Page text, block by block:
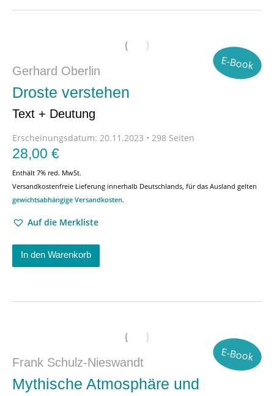
E-Book
Gerhard Oberlin
Droste verstehen
Text + Deutung
Erscheinungsdatum: 20.11.2023 • 298 Seiten
28,00 €
Enthält 7% red. MwSt.
Versandkostenfreie Lieferung innerhalb Deutschlands, für das Ausland gelten
gewichtsabhängige Versandkosten.
Auf die Merkliste
In den Warenkorb
E-Book
Frank Schulz-Nieswandt
Mythische Atmosphäre und